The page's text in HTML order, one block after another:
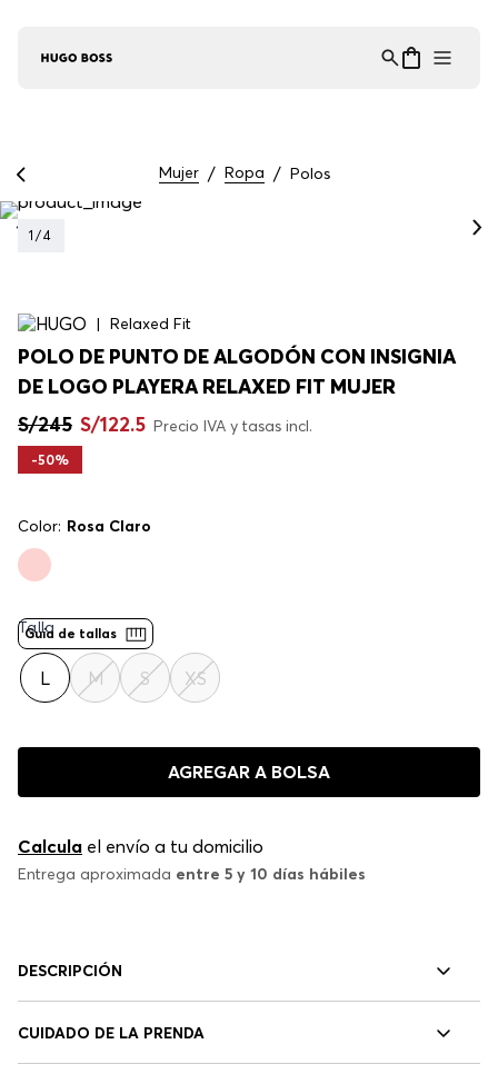
Mujer Ropa Polos
1 /4
Relaxed Fit
POLO DE PUNTO DE ALGODÓN CON INSIGNIA
DE LOGO PLAYERA RELAXED FIT MUJER
S/245 S/122.5 Precio IVA y tasas incl.
-50%
Color: Rosa Claro
Guía de tallas
Talla
L M S XS
AGREGAR A BOLSA
Calcula el envío a tu domicilio
Entrega aproximada entre 5 y 10 días hábiles
DESCRIPCIÓN
CUIDADO DE LA PRENDA
Asistente Virtual
en línea ⋮